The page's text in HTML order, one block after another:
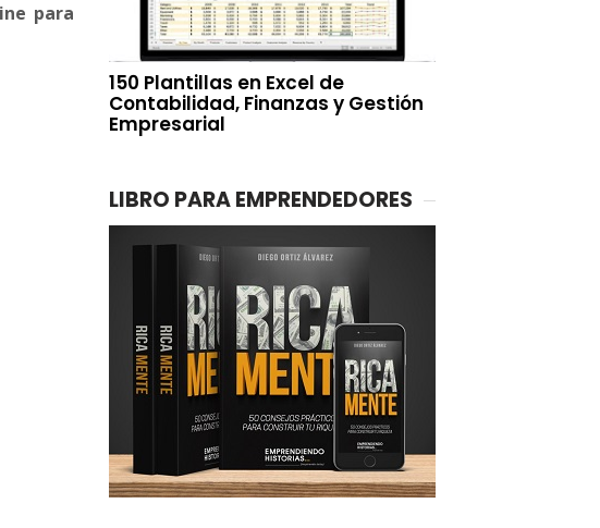
para
150 Plantillas en Excel de
Contabilidad, Finanzas y Gestión
Empresarial
LIBRO PARA EMPRENDEDORES